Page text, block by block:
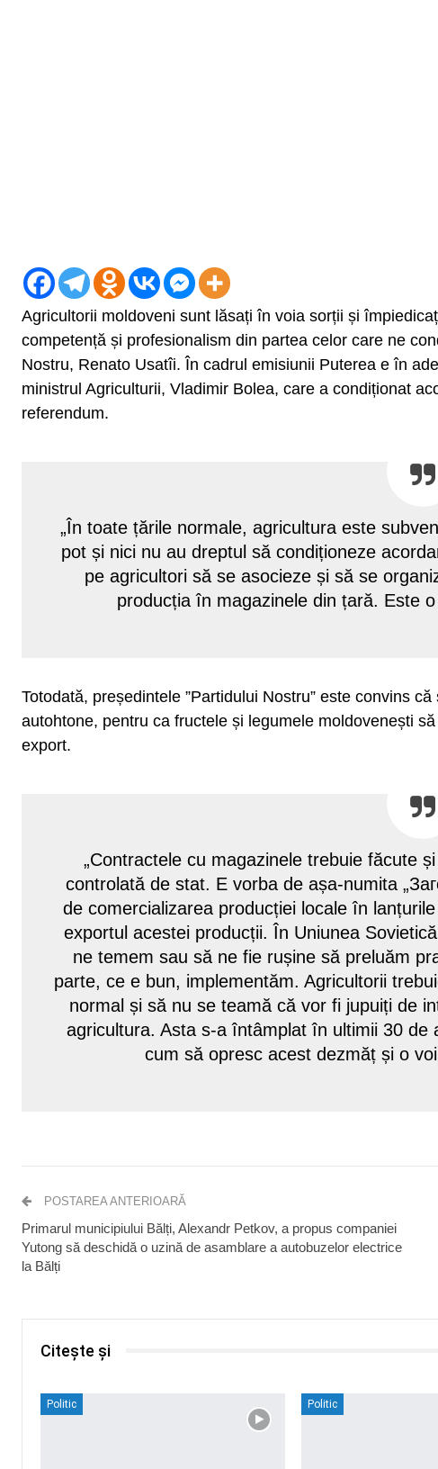
Agricultorii moldoveni sunt lăsați în voia sorții și
competență și profesionalism din partea celor care ne
Nostru, Renato Usatîi. În cadrul emisiunii Puterea e în
ministrul Agriculturii, Vladimir Bolea, care a condiționat
referendum.
„În toate țările normale, agricultura este
pot și nici nu au dreptul să condiționeze
pe agricultori să se asocieze și să se
producția în magazinele din țară. Este
Totodată, președintele ”Partidului Nostru” este convins
autohtone, pentru ca fructele și legumele moldovenești
export.
„Contractele cu magazinele trebuie făcute
controlată de stat. E vorba de așa-numita
de comercializarea producției locale în
exportul acestei producții. În Uniunea
ne temem sau să ne fie rușine să preluăm
parte, ce e bun, implementăm. Agricultorii
normal și să nu se teamă că vor fi jupuiți de
agricultura. Asta s-a întâmplat în ultimii 30
cum să opresc acest dezmăț și o
POSTAREA ANTERIOARĂ
Primarul municipiului Bălți, Alexandr Petkov, a propus companiei
Yutong să deschidă o uzină de asamblare a autobuzelor electrice
la Bălți
Citește și
Politic Politic